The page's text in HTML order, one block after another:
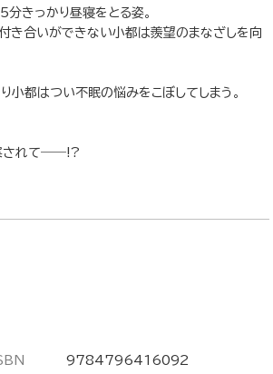
きっかり昼寝をとる姿。
き合いができない小都は羨望のまなざしを向
小都はつい不眠の悩みをこぼしてしまう。
案されて――!?
9784796416092